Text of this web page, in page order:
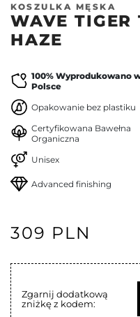
KOSZULKA MĘSKA
WAVE TIGER
HAZE
100% Wyprodukowano
Polsce
Opakowanie bez plastiku
Certyfikowana Bawełna
Organiczna
Unisex
Advanced finishing
309 PLN
Zgarnij dodatkową
zniżkę z kodem: